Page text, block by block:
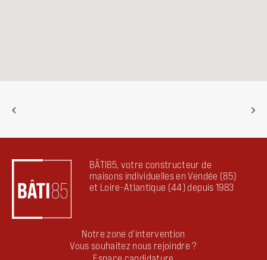
BÂTI85, votre constructeur de
maisons individuelles en Vendée (85)
et Loire-Atlantique (44) depuis 1983
Notre zone d’intervention
Vous souhaitez nous rejoindre ?